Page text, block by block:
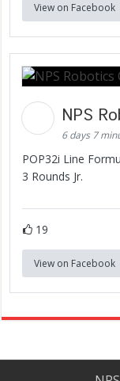
View on Facebook
NPS
6 days 7
POP32i Line
3 Rounds Jr.
19
View on Facebook